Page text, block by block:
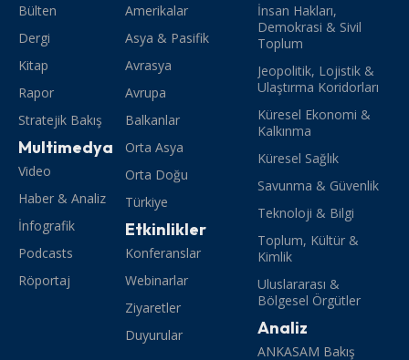
Bülten
Dergi
Kitap
Rapor
Stratejik Bakış
Multimedya
Video
Haber & Analiz
İnfografik
Podcasts
Röportaj
Amerikalar
Asya & Pasifik
Avrasya
Avrupa
Balkanlar
Orta Asya
Orta Doğu
Türkiye
Etkinlikler
Konferanslar
Webinarlar
Ziyaretler
Duyurular
İnsan Hakları,
Demokrasi & Sivil
Toplum
Jeopolitik, Lojistik &
Ulaştırma Koridorları
Küresel Ekonomi &
Kalkınma
Küresel Sağlık
Savunma & Güvenlik
Teknoloji & Bilgi
Toplum, Kültür &
Kimlik
Uluslararası &
Bölgesel Örgütler
Analiz
ANKASAM Bakış